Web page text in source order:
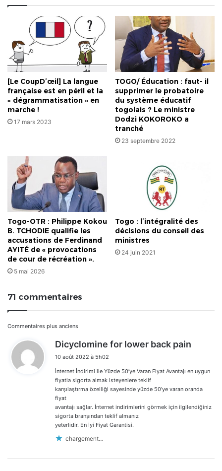
camps
[Le CoupD’œil] La langue
française est en péril et la
« dégrammatisation » en
marche !
17 mars 2023
TOGO/ Éducation : faut- il
supprimer le probatoire
du système éducatif
togolais ? Le ministre
Dodzi KOKOROKO a
tranché
23 septembre 2022
Togo-OTR : Philippe Kokou
B. TCHODIE qualifie les
accusations de Ferdinand
AYITÉ de « provocations
de cour de récréation ».
5 mai 2026
Togo : l’intégralité des
décisions du conseil des
ministres
24 juin 2021
71 commentaires
Navigation
dans
les
commentaires
Commentaires plus anciens
Dicyclomine for lower back pain
10 août 2022 à 5h02
İnternet İndirimi ile Yüzde 50’ye Varan Fiyat Avantajı en uygun
fiyatla sigorta almak isteyenlere teklif
karşılaştırma özelliği sayesinde yüzde 50’ye varan oranda
fiyat
avantajı sağlar. İnternet indirimlerini görmek için ilgilendiğiniz
sigorta branşından teklif almanız
yeterlidir. En İyi Fiyat Garantisi.
chargement…